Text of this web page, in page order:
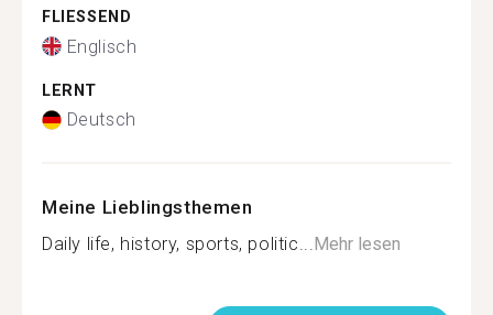
FLIESSEND
Englisch
LERNT
Deutsch
Meine Lieblingsthemen
Daily life, history, sports, politic...Mehr lesen